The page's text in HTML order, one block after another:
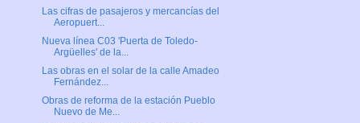
Las cifras de pasajeros y mercancías del
Aeropuert...
Nueva línea C03 'Puerta de Toledo-
Argüelles' de la...
Las obras en el solar de la calle Amadeo
Fernández...
Obras de reforma de la estación Pueblo
Nuevo de Me...